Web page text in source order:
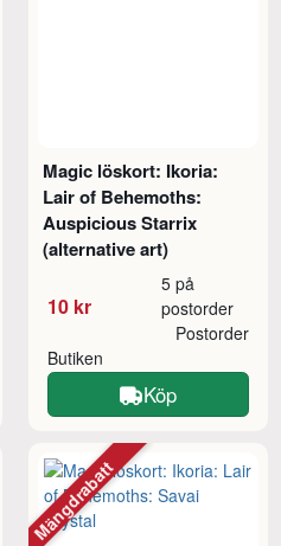
Magic löskort: Ikoria:
Lair of Behemoths:
Auspicious Starrix
(alternative art)
10 kr
5 på
postorder
Butiken
Postorder
Köp
Mängdrabatt